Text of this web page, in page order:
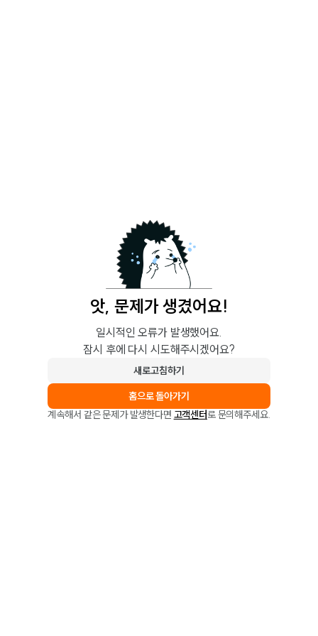
앗, 문제가 생겼어요!
일시적인 오류가 발생했어요.
잠시 후에 다시 시도해주시겠어요?
새로고침하기
홈으로 돌아가기
계속해서 같은 문제가 발생한다면 고객센터로 문의해주세요.